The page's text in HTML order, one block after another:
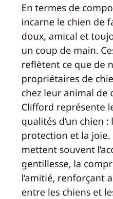
En termes de
incarne le chien de
doux, amical et
un coup de main.
reflètent ce que de
propriétaires de
chez leur animal de
Clifford représente
qualités d’un chien
protection et la joie.
mettent souvent
gentillesse, la
l’amitié, renforçant
entre les chiens et